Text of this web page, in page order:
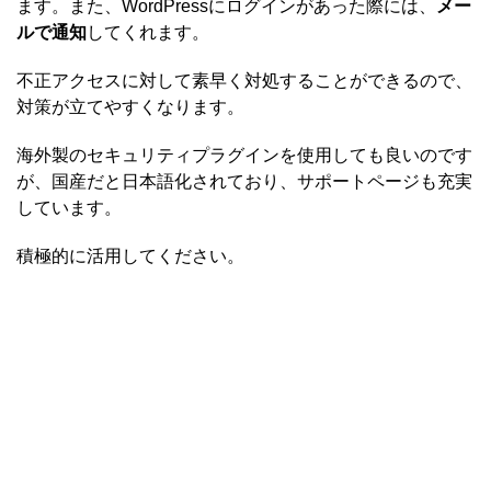
ます。また、WordPressにログインがあった際には、
メー
ルで通知してくれます。
不正アクセスに対して素早く対処することができるので、
対策が立てやすくなります。
海外製のセキュリティプラグインを使用しても良いのです
が、国産だと日本語化されており、サポートページも充実
しています。
積極的に活用してください。